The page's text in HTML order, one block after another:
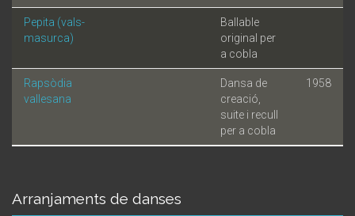
Pepita (vals-
masurca)
Ballable
original per
a cobla
Rapsòdia
vallesana
Dansa de
creació,
suite i recull
per a cobla
1958
Arranjaments de danses